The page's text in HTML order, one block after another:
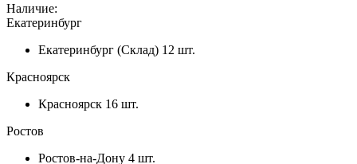
Наличие:
Екатеринбург
Екатеринбург (Склад) 12 шт.
Красноярск
Красноярск 16 шт.
Ростов
Ростов-на-Дону 4 шт.